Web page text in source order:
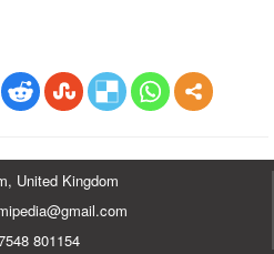
United Kingdom
801154